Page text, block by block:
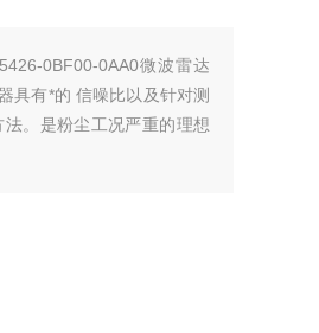
0BF00-0AA0微波雷达
具有*的 信噪比以及针对测
。是粉尘工况严重的理想